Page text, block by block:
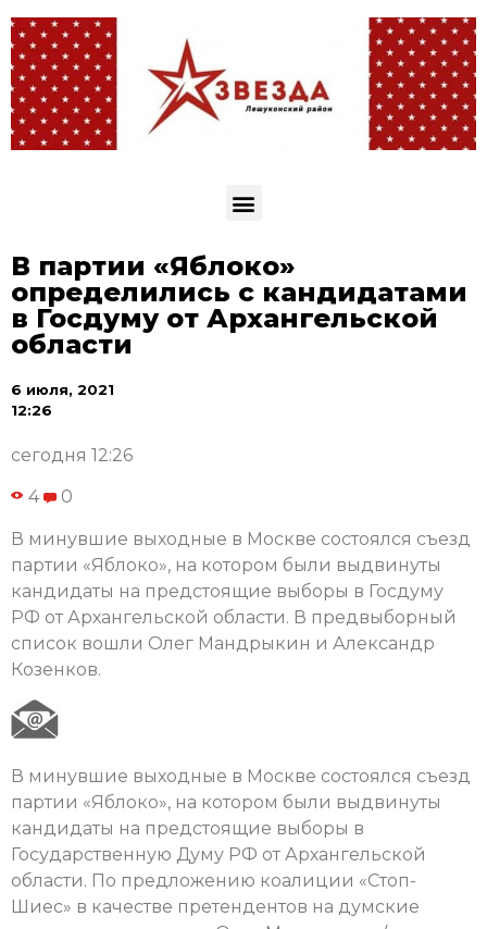
В партии «Яблоко»
определились с кандидатами
в Госдуму от Архангельской
области
6 июля, 2021
12:26
сегодня 12:26
4 0
В минувшие выходные в Москве состоялся съезд
партии «Яблоко», на котором были выдвинуты
кандидаты на предстоящие выборы в Госдуму
РФ от Архангельской области. В предвыборный
список вошли Олег Мандрыкин и Александр
Козенков.
В минувшие выходные в Москве состоялся съезд
партии «Яблоко», на котором были выдвинуты
кандидаты на предстоящие выборы в
Государственную Думу РФ от Архангельской
области. По предложению коалиции «Стоп-
Шиес» в качестве претендентов на думские